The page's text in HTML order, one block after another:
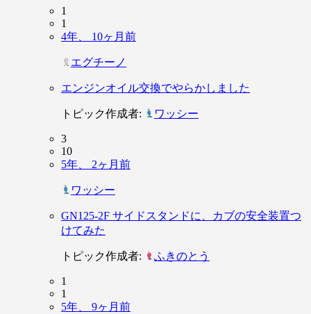
1
1
4年、 10ヶ月前
エグチーノ
エンジンオイル交換でやらかしました
トピック作成者: ワッシー
3
10
5年、 2ヶ月前
ワッシー
GN125-2F サイドスタンドに、カブの安全装置つ
けてみた
トピック作成者: ふきのとう
1
1
5年、 9ヶ月前